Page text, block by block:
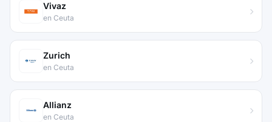
Vivaz
en Ceuta
Zurich
en Ceuta
Allianz
en Ceuta